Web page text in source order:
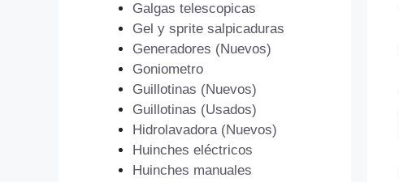
Galgas telescopicas
Gel y sprite salpicaduras
Generadores (Nuevos)
Goniometro
Guillotinas (Nuevos)
Guillotinas (Usados)
Hidrolavadora (Nuevos)
Huinches eléctricos
Huinches manuales